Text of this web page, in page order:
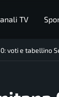
TV
voti e tabellino